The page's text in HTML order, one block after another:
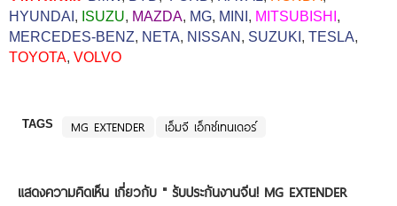
HYUNDAI , ISUZU, MAZDA, MG, MINI , MITSUBISHI ,
MERCEDES-BENZ, NETA, NISSAN , SUZUKI , TESLA,
TOYOTA, VOLVO
TAGS MG EXTENDER เอ็มจี เอ็กซ์เทนเดอร์
แสดงความคิดเห็น เกี่ยวกับ " รับประกันงานจีน! MG EXTENDER